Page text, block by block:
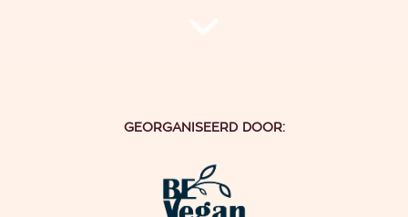
GEORGANISEERD DOOR: